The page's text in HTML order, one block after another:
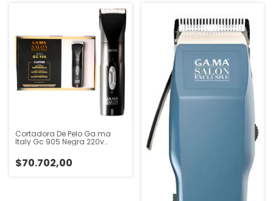
Cortadora De Pelo Ga.ma
Italy Gc 905 Negra 220v
$70.702,00